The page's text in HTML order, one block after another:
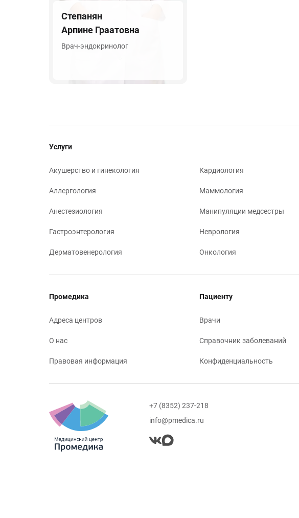
Степанян
Арпине Граатовна
Врач-эндокринолог
Услуги
Акушерство и гинекология
Аллергология
Анестезиология
Гастроэнтерология
Дерматовенерология
Кардиология
Маммология
Манипуляции медсестры
Неврология
Онкология
Промедика
Адреса центров
О нас
Правовая информация
Пациенту
Врачи
Справочник заболеваний
Конфиденциальность
+7 (8352) 237-218
info@pmedica.ru